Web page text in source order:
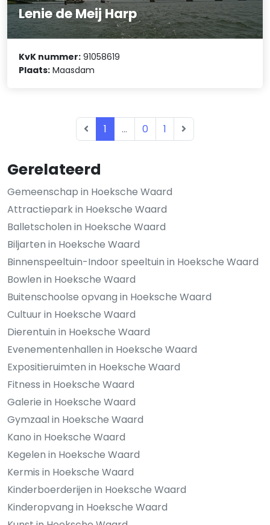
Gerelateerd
Gemeenschap in Hoeksche Waard
Attractiepark in Hoeksche Waard
Balletscholen in Hoeksche Waard
Biljarten in Hoeksche Waard
Binnenspeeltuin-Indoor speeltuin in Hoeksche Waard
Bowlen in Hoeksche Waard
Buitenschoolse opvang in Hoeksche Waard
Cultuur in Hoeksche Waard
Dierentuin in Hoeksche Waard
Evenementenhallen in Hoeksche Waard
Expositieruimten in Hoeksche Waard
Fitness in Hoeksche Waard
Galerie in Hoeksche Waard
Gymzaal in Hoeksche Waard
Kano in Hoeksche Waard
Kegelen in Hoeksche Waard
Kermis in Hoeksche Waard
Kinderboerderijen in Hoeksche Waard
Kinderopvang in Hoeksche Waard
Lenie de Meij Harp
KvK nummer: 91058619
Plaats: Maasdam
1 ... 0 1